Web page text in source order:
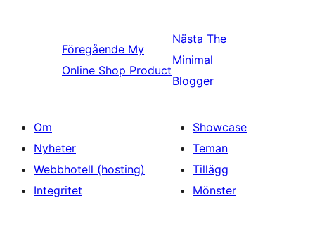
Föregående My
Online Shop Product
Nästa The
Minimal
Blogger
Om
Nyheter
Webbhotell (hosting)
Integritet
Showcase
Teman
Tillägg
Mönster